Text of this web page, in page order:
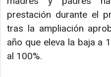
prestación durante el
tras la ampliación
año que eleva la baja a
al 100%.